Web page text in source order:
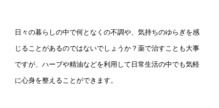
日々の暮らしの中で何となくの不調や、気持ちのゆらぎを感
じることがあるのではないでしょうか？薬で治すことも大事
ですが、ハーブや精油などを利用して日常生活の中でも気軽
に心身を整えることができます。